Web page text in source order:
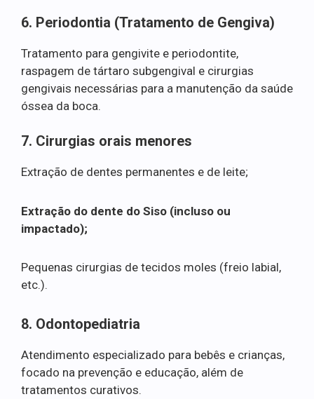
6. Periodontia (Tratamento de Gengiva)
Tratamento para gengivite e periodontite,
raspagem de tártaro subgengival e cirurgias
gengivais necessárias para a manutenção da saúde
óssea da boca.
7. Cirurgias orais menores
Extração de dentes permanentes e de leite;
Extração do dente do Siso (incluso ou
impactado);
Pequenas cirurgias de tecidos moles (freio labial,
etc.).
8. Odontopediatria
Atendimento especializado para bebês e crianças,
focado na prevenção e educação, além de
tratamentos curativos.